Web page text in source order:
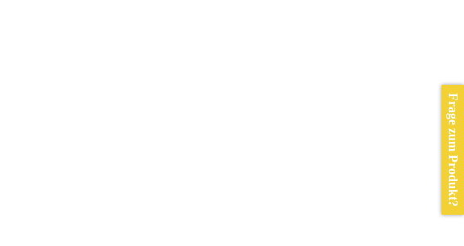
Frage zum Produkt?